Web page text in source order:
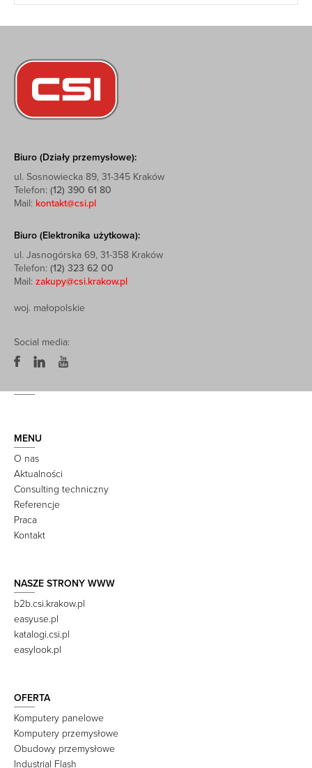
Biuro (Działy przemysłowe):
ul. Sosnowiecka 89, 31-345 Kraków
Telefon: (12) 390 61 80
Mail: kontakt@csi.pl
Biuro (Elektronika użytkowa):
ul. Jasnogórska 69, 31-358 Kraków
Telefon: (12) 323 62 00
Mail: zakupy@csi.krakow.pl
woj. małopolskie
Social media:
MENU
O nas
Aktualności
Consulting techniczny
Referencje
Praca
Kontakt
NASZE STRONY WWW
b2b.csi.krakow.pl
easyuse.pl
katalogi.csi.pl
easylook.pl
OFERTA
Komputery panelowe
Komputery przemysłowe
Obudowy przemysłowe
Industrial Flash